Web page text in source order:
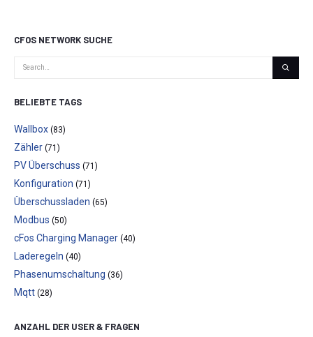
CFOS NETWORK SUCHE
BELIEBTE TAGS
Wallbox (83)
Zähler (71)
PV Überschuss (71)
Konfiguration (71)
Überschussladen (65)
Modbus (50)
cFos Charging Manager (40)
Laderegeln (40)
Phasenumschaltung (36)
Mqtt (28)
ANZAHL DER USER & FRAGEN